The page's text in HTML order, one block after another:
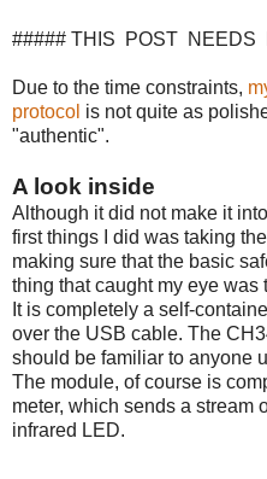
##### THIS POST NEEDS
Due to the time constraints,
protocol is not quite as
"authentic".
A look inside
Although it did not make it
first things I did was taking
making sure that the basic
thing that caught my eye was
It is completely a self-
over the USB cable. The
should be familiar to anyone
The module, of course is
meter, which sends a stream
infrared LED.